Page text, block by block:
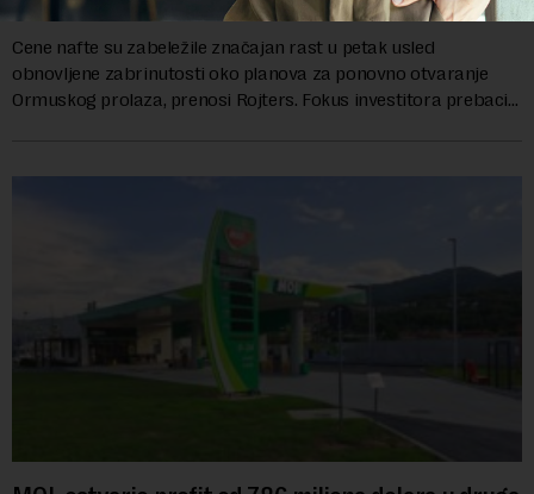
Cene nafte su zabeležile značajan rast u petak usled
obnovljene zabrinutosti oko planova za ponovno otvaranje
Ormuskog prolaza, prenosi Rojters. Fokus investitora prebacio